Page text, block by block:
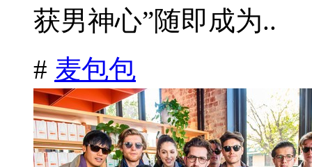
获男神心”随即成为..
# 麦包包